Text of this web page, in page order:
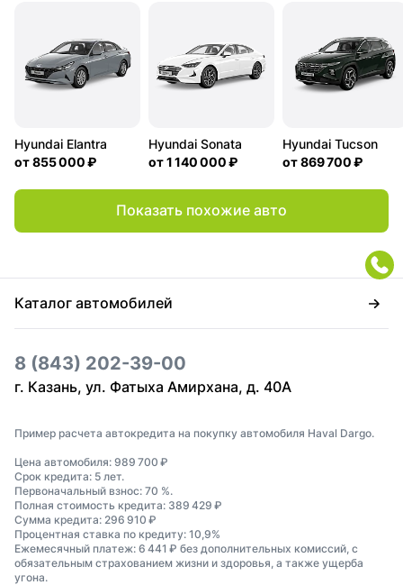
Hyundai Elantra
от855 000 ₽
Hyundai Sonata
от1 140 000 ₽
Hyundai Tucson
от869 700 ₽
Показать похожие авто
Каталог автомобилей
8 (843) 202-39-00
г. Казань, ул. Фатыха Амирхана, д. 40А
Пример расчета автокредита на покупку автомобиля Haval Dargo.
Цена автомобиля: 989 700 ₽
Срок кредита: 5 лет.
Первоначальный взнос: 70 %.
Полная стоимость кредита: 389 429 ₽
Сумма кредита: 296 910 ₽
Процентная ставка по кредиту: 10,9%
Ежемесячный платеж: 6 441 ₽ без дополнительных комиссий, с
обязательным страхованием жизни и здоровья, а также ущерба
угона.